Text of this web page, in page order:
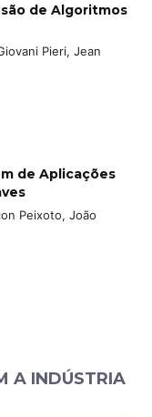
de Algoritmos
Pieri, Jean
de Aplicações
Peixoto, João
A INDÚSTRIA